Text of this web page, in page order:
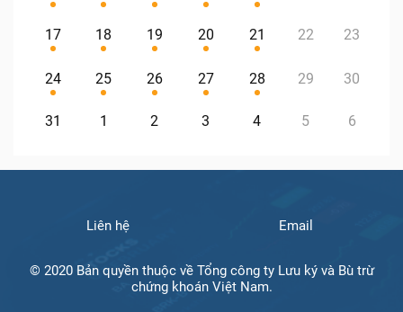
17 18 19 20 21 22 23
24 25 26 27 28 29 30
31 1 2 3 4 5 6
Liên hệ Email
© 2020 Bản quyền thuộc về Tổng công ty Lưu ký và Bù trừ
chứng khoán Việt Nam.